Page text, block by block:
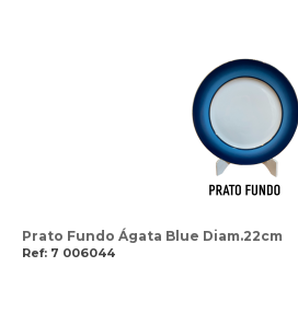
Prato Fundo Ágata Blue Diam.22cm
Ref: 7 006044